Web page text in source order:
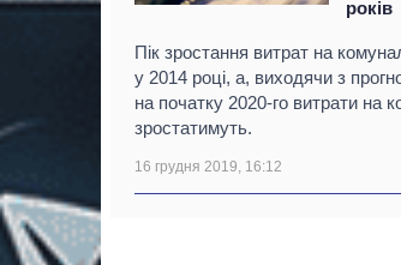
років
Пік зростання витрат на
у 2014 році, а, виходячи з
на початку 2020-го витрати на
зростатимуть.
16 грудня 2019, 16:12